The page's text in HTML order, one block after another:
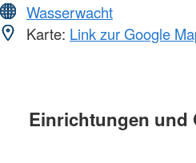
Wasserwacht
Karte: Link zur Google
Einrichtungen und